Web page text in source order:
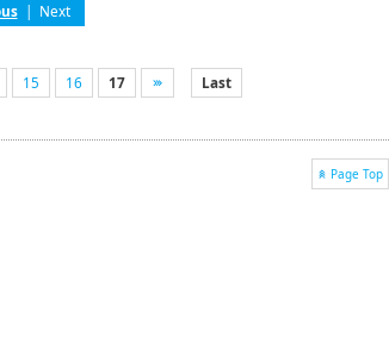
| Next
15 16 17 Last
Page Top